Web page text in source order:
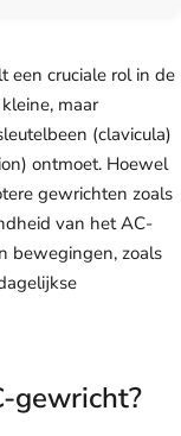
een cruciale rol in de
maar
(clavicula)
ontmoet. Hoewel
gewrichten zoals
van het AC-
bewegingen, zoals
gewricht?